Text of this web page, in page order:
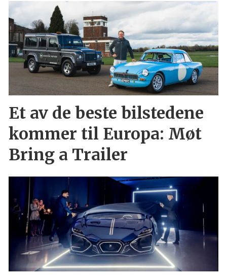
Et av de beste bilstedene
kommer til Europa: Møt
Bring a Trailer